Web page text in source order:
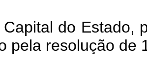
do Estado,
pela resolução de